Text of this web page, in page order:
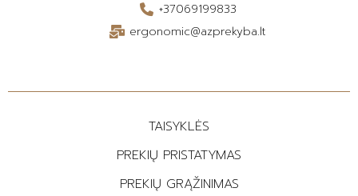
+37069199833
ergonomic@azprekyba.lt
TAISYKLĖS
PREKIŲ PRISTATYMAS
PREKIŲ GRĄŽINIMAS